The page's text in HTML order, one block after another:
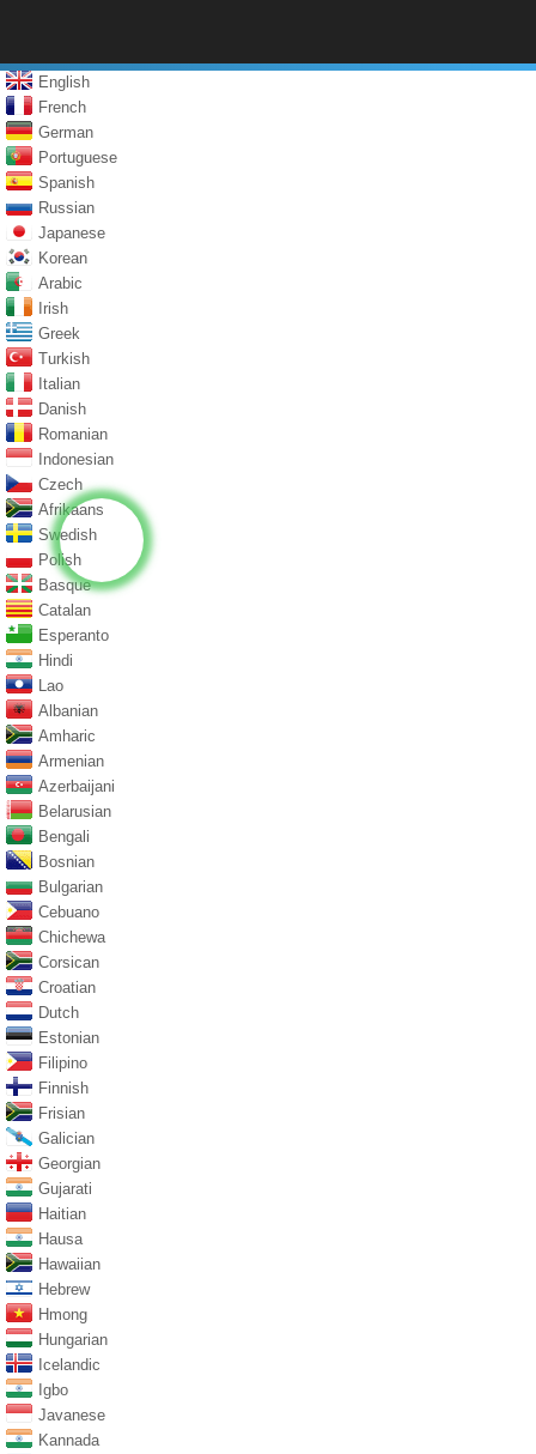
English
French
German
Portuguese
Spanish
Russian
Japanese
Korean
Arabic
Irish
Greek
Turkish
Italian
Danish
Romanian
Indonesian
Czech
Afrikaans
Swedish
Polish
Basque
Catalan
Esperanto
Hindi
Lao
Albanian
Amharic
Armenian
Azerbaijani
Belarusian
Bengali
Bosnian
Bulgarian
Cebuano
Chichewa
Corsican
Croatian
Dutch
Estonian
Filipino
Finnish
Frisian
Galician
Georgian
Gujarati
Haitian
Hausa
Hawaiian
Hebrew
Hmong
Hungarian
Icelandic
Igbo
Javanese
Kannada